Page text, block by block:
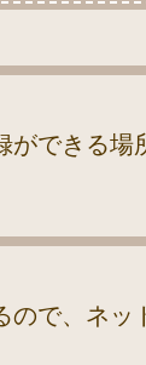
できる場
で、ネ